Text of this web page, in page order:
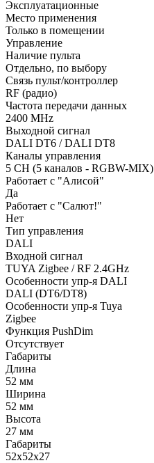
Эксплуатационные
Место применения
Только в помещении
Управление
Наличие пульта
Отдельно, по выбору
Связь пульт/контроллер
RF (радио)
Частота передачи данных
2400 MHz
Выходной сигнал
DALI DT6 / DALI DT8
Каналы управления
5 CH (5 каналов - RGBW-MIX)
Работает с "Алисой"
Да
Работает с "Салют!"
Нет
Тип управления
DALI
Входной сигнал
TUYA Zigbee / RF 2.4GHz
Особенности упр-я DALI
DALI (DT6/DT8)
Особенности упр-я Tuya
Zigbee
Функция PushDim
Отсутствует
Габариты
Длина
52 мм
Ширина
52 мм
Высота
27 мм
Габариты
52х52х27